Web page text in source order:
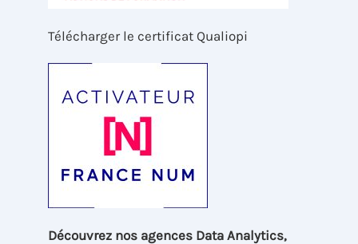
Télécharger le certificat Qualiopi
Découvrez nos agences Data Analytics,